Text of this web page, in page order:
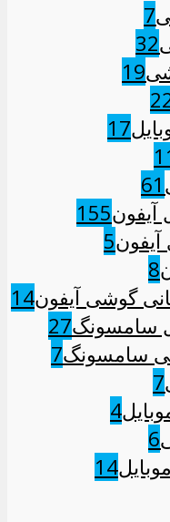
7
32
19
17
61
آیفون155
5
8
گوشی آیفون14
سامسونگ27
سامسونگ7
7
4
6
14